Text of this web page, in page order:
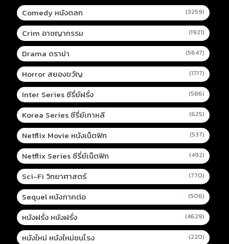
Comedy หนังตลก (3259)
Crim อาชญากรรม (1921)
Drama ดราม่า (5647)
Horror สยองขวัญ (1717)
Inter Series ซีรี่ย์ฝรั่ง (586)
Korea Series ซีรี่ย์เกาหลี (625)
Netflix Movie หนังเน็ตฟิก (537)
Netflix Series ซีรี่ย์เน็ตฟิก (492)
Sci-Fi วิทยาศาสตร์ (770)
Sequel หนังภาคต่อ (506)
หนังฝรั่ง หนังฝรั่ง (4629)
หนังใหม่ หนังใหม่ชนโรง (220)